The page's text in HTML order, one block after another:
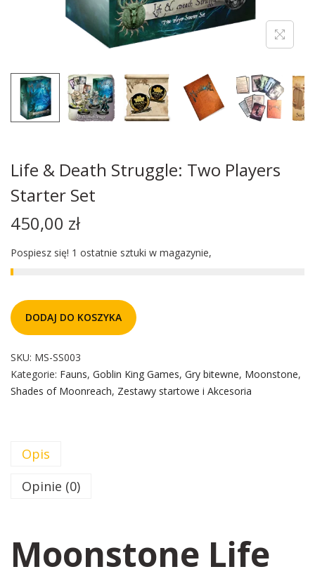
Life & Death Struggle: Two Players
Starter Set
450,00 zł
Pospiesz się! 1 ostatnie sztuki w magazynie,
DODAJ DO KOSZYKA
SKU: MS-SS003
Kategorie: Fauns, Goblin King Games, Gry bitewne, Moonstone,
Shades of Moonreach, Zestawy startowe i Akcesoria
Opis
Opinie (0)
Moonstone Life